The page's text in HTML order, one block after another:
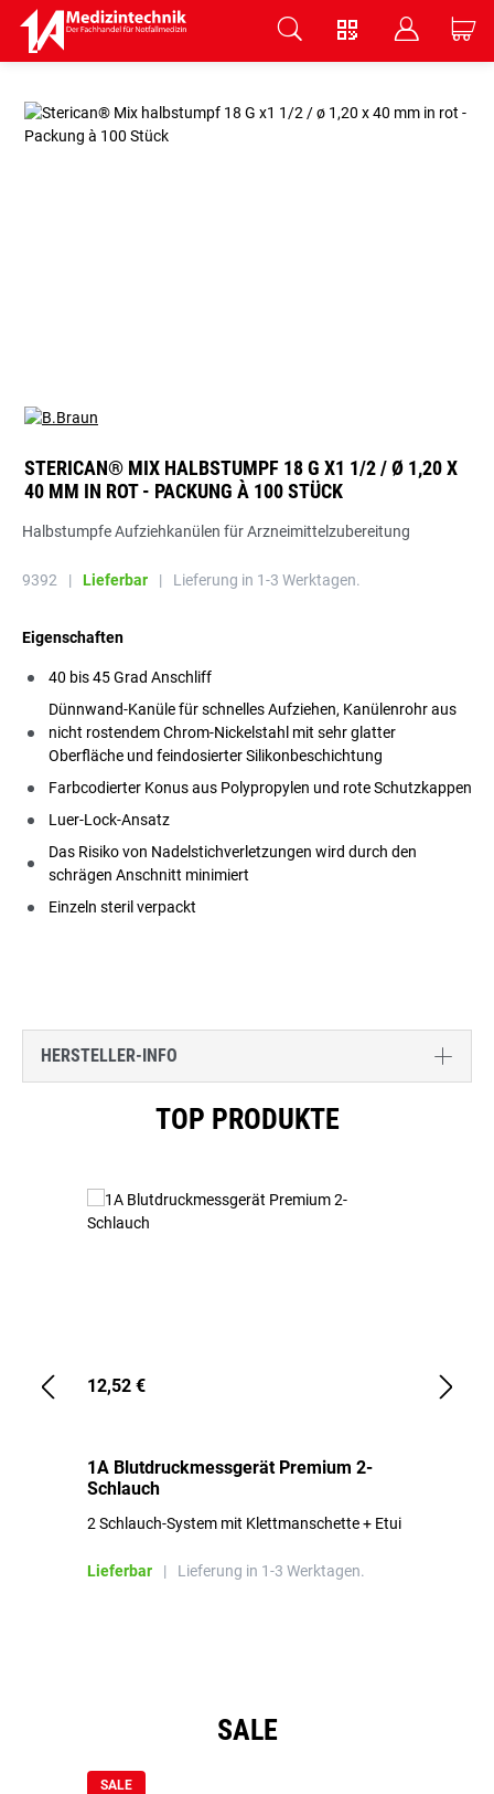
V B C
STERICAN® MIX HALBSTUMPF 18 G X1 1/2 / Ø 1,20 X
40 MM IN ROT - PACKUNG À 100 STÜCK
Halbstumpfe Aufziehkanülen für Arzneimittelzubereitung
9392 | Lieferbar | Lieferung in 1-3 Werktagen.
Eigenschaften
40 bis 45 Grad Anschliff
Dünnwand-Kanüle für schnelles Aufziehen, Kanülenrohr aus
nicht rostendem Chrom-Nickelstahl mit sehr glatter
Oberfläche und feindosierter Silikonbeschichtung
Farbcodierter Konus aus Polypropylen und rote Schutzkappen
Luer-Lock-Ansatz
Das Risiko von Nadelstichverletzungen wird durch den
schrägen Anschnitt minimiert
Einzeln steril verpackt
HERSTELLER-INFO
TOP PRODUKTE
12,52 €
1A Blutdruckmessgerät Premium 2-
Schlauch
2 Schlauch-System mit Klettmanschette + Etui
Lieferbar | Lieferung in 1-3 Werktagen.
SALE
SALE